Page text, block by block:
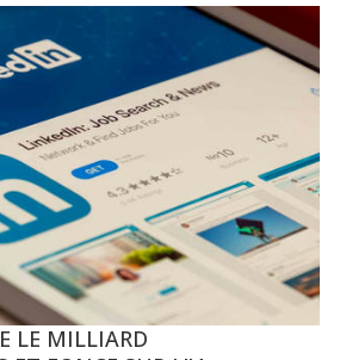
LE MILLIARD